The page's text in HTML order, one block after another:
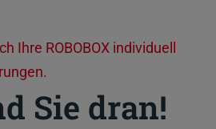
Ihre ROBOBOX individuell
Sie dran!